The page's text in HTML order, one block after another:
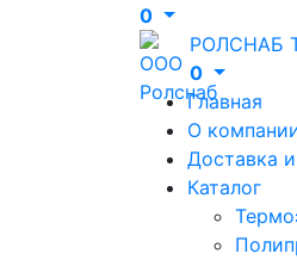
0
РОЛСНАБ
0
Главная
О
Доставка
Каталог